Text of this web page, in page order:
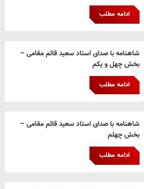
ادامه مطلب
شاهنامه با صدای استاد سعید قائم‌ مقامی –
بخش چهل و یکم
ادامه مطلب
شاهنامه با صدای استاد سعید قائم‌ مقامی –
بخش چهلم
ادامه مطلب